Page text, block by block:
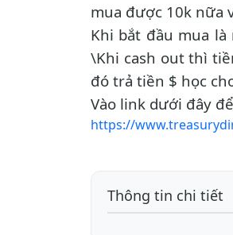
mua được 10k nữa
Khi bắt đầu mua
\Khi cash out thì
đó trả tiền $ học
Vào link dưới đây
https://
Thông tin chi tiết